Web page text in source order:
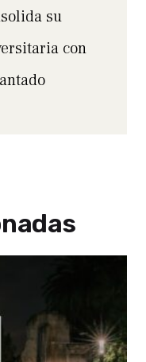
su
con